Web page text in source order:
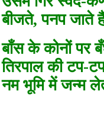
बीजते,पनप जाते
बाँस के कोनों परबँ
तिरपाल की टप-
नम भूमि में जन्म